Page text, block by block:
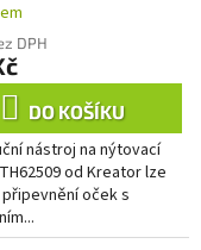
DPH
DO KOŠÍKU
nástroj na nýtovací
od Kreator lze
oček s